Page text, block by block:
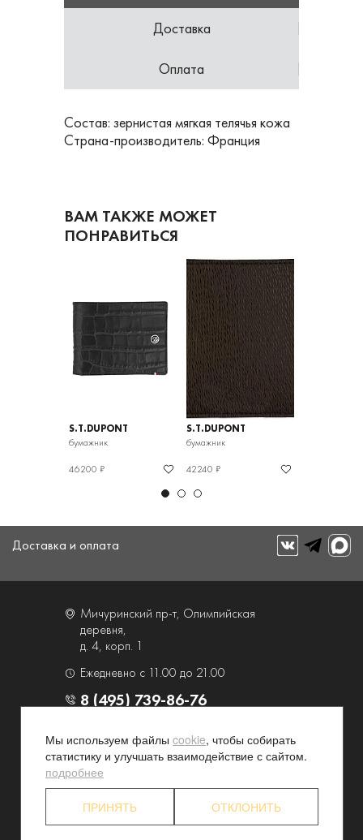
Доставка
Оплата
Состав: зернистая мягкая телячья кожа
Страна-производитель: Франция
ВАМ ТАКЖЕ МОЖЕТ
ПОНРАВИТЬСЯ
S.T.DUPONT
бумажник
46200 ₽
S.T.DUPONT
бумажник
42240 ₽
Доставка и оплата
Мичуринский пр-т, Олимпийская
деревня,
д. 4, корп. 1
Ежедневно с 11.00 до 21.00
8 (495) 739-86-76
О компании
Услуги
Контакты и схема проезда
Наши преимущества
Партнерские программы
Конфиденциальность
Акционерам
Мы используем файлы cookie, чтобы собирать
статистику и улучшать взаимодействие с сайтом.
подробнее
ПРИНЯТЬ ОТКЛОНИТЬ